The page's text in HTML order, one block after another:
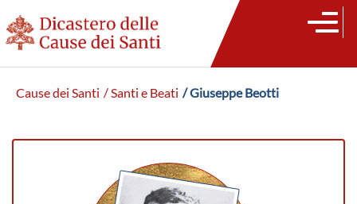
Cause dei Santi / Santi e Beati / Giuseppe Beotti